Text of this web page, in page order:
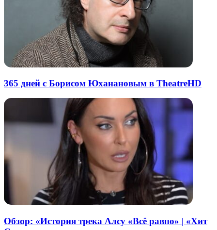
365 дней с Борисом Юханановым в TheatreHD
Обзор: «История трека Алсу «Всё равно» | «Хит